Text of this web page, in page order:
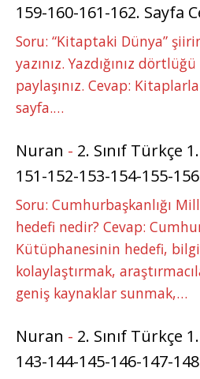
159-160-161-162. Sayfa
Soru: “Kitaptaki Dünya”
yazınız. Yazdığınız
paylaşınız. Cevap:
sayfa.…
Nuran - 2. Sınıf Türkçe
151-152-153-154-155-
Soru: Cumhurbaşkanlığı
hedefi nedir? Cevap:
Kütüphanesinin hedefi,
kolaylaştırmak,
geniş kaynaklar sunmak,…
Nuran - 2. Sınıf Türkçe
143-144-145-146-147-